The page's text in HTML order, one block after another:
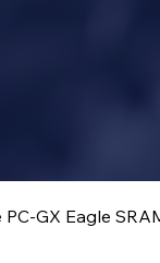
PC-GX Eagle